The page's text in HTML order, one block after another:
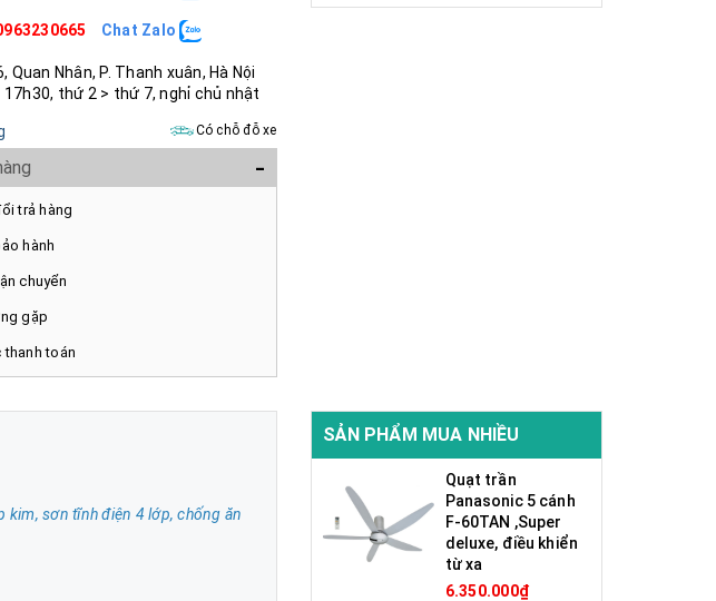
Chat Zalo
Quan Nhân, P. Thanh xuân, Hà Nội
17h30, thứ 2 > thứ 7, nghỉ chủ nhật
Có chỗ đỗ xe
-
trả hàng
hành
chuyển
gặp
thanh toán
kim, sơn tĩnh điện 4 lớp, chống ăn
SẢN PHẨM MUA NHIỀU
Quạt trần
Panasonic 5 cánh
F-60TAN ,Super
deluxe, điều khiển
từ xa
6.350.000₫